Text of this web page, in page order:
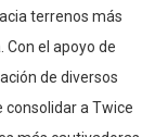
terrenos más
Con el apoyo de
de diversos
a Twice